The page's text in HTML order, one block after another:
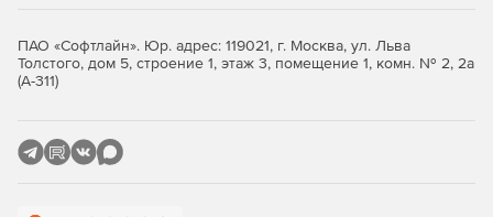
«Инвентаризация»предназначена для проведения
Справочник веществ 4.20
ПАО «Софтлайн». Юр. адрес: 119021, г. Москва, ул. Льва
Толстого, дом 5, строение 1, этаж 3, помещение 1, комн. № 2, 2а
(А-311)